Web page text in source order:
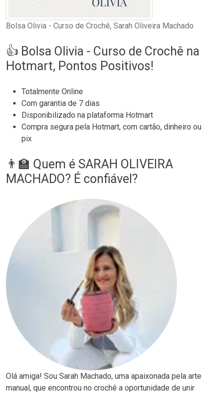
Bolsa Olivia - Curso de Crochê, Sarah Oliveira Machado
👍 Bolsa Olivia - Curso de Crochê na
Hotmart, Pontos Positivos!
Totalmente Online
Com garantia de 7 dias
Disponibilizado na plataforma Hotmart
Compra segura pela Hotmart, com cartão, dinheiro ou
pix
👨‍🏫 Quem é SARAH OLIVEIRA
MACHADO? É confiável?
Olá amiga! Sou Sarah Machado, uma apaixonada pela arte
manual, que encontrou no crochê a oportunidade de unir